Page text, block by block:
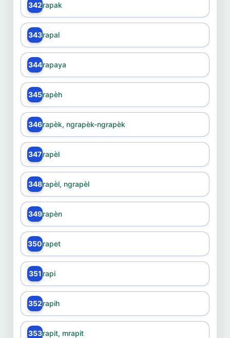
342rapak
343rapal
344rapaya
345rapèh
346rapèk, ngrapèk-ngrapèk
347rapèl
348rapèl, ngrapèl
349rapèn
350rapet
351 rapi
352rapih
353rapit, mrapit